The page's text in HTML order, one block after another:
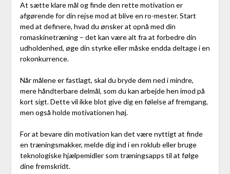
At sætte klare mål og finde den rette motivation er
afgørende for din rejse mod at blive en ro-mester. Start
med at definere, hvad du ønsker at opnå med din
romaskinetræning – det kan være alt fra at forbedre din
udholdenhed, øge din styrke eller måske endda deltage i en
rokonkurrence.
Når målene er fastlagt, skal du bryde dem ned i mindre,
mere håndterbare delmål, som du kan arbejde hen imod på
kort sigt. Dette vil ikke blot give dig en følelse af fremgang,
men også holde motivationen høj.
For at bevare din motivation kan det være nyttigt at finde
en træningsmakker, melde dig ind i en roklub eller bruge
teknologiske hjælpemidler som træningsapps til at følge
dine fremskridt.